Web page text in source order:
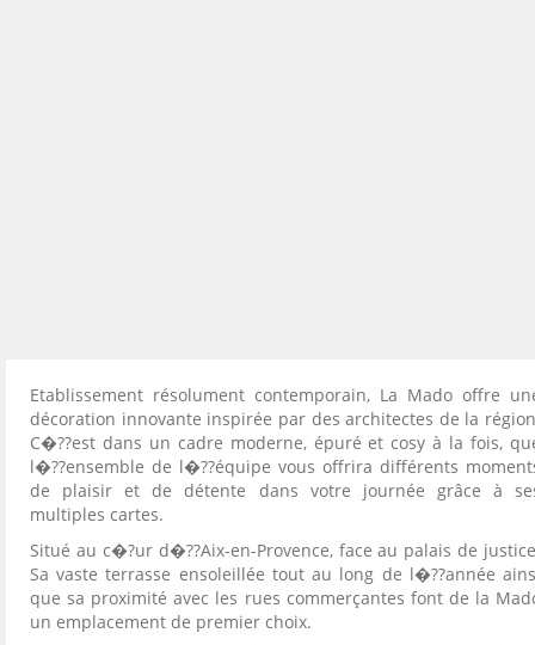
Etablissement résolument contemporain, La Mado offre
décoration innovante inspirée par des architectes de la
C�??est dans un cadre moderne, épuré et cosy à la fois,
l�??ensemble de l�??équipe vous offrira différents
de plaisir et de détente dans votre journée grâce à
multiples cartes.
Situé au c�?ur d�??Aix-en-Provence, face au palais de
Sa vaste terrasse ensoleillée tout au long de l�??année
que sa proximité avec les rues commerçantes font de la
un emplacement de premier choix.